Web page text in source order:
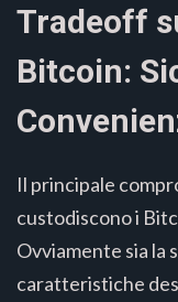
Tradeoff
Bitcoin:
Il principale
custodiscono i
Ovviamente sia la
caratteristiche